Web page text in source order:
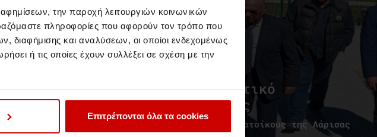
την παροχή λειτουργιών κοινωνικών
πληροφορίες που αφορούν τον τρόπο που
διαφήμισης και αναλύσεων, οι οποίοι ενδεχομένως
ή τις οποίες έχουν συλλέξει σε σχέση με την
Επιτρέπονται όλα τα cookies
86η
Εκθεσιακό και
Δωρεά στο Δημοτικό
Σχολείο Φαλάνης
Αλληλεγγύη προς τους κατοίκους της Λάρισας